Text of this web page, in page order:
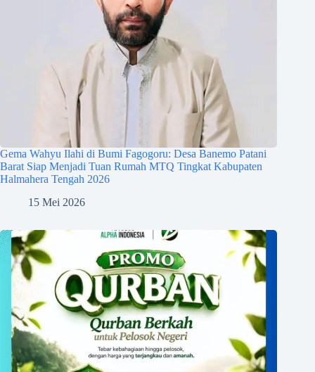
Gema Wahyu Ilahi di Bumi Fagogoru: Desa Banemo Patani
Barat Siap Menjadi Tuan Rumah MTQ Tingkat Kabupaten
Halmahera Tengah 2026
15 Mei 2026